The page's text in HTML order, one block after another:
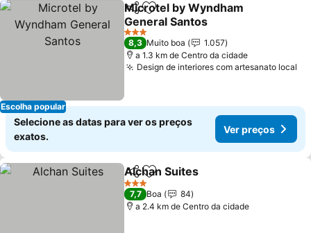
Escolha popular
PartilharAdicionar aos favoritos
Microtel by Wyndham
General Santos
3 Estrelas
8,3 Muito boa
1.057
a 1.3 km de Centro da cidade
Design de interiores com artesanato local
Selecione as datas para ver os preços
exatos.
Ver preços
PartilharAdicionar aos favoritos
Alchan Suites
3 Estrelas
7,7 Boa
84
a 2.4 km de Centro da cidade